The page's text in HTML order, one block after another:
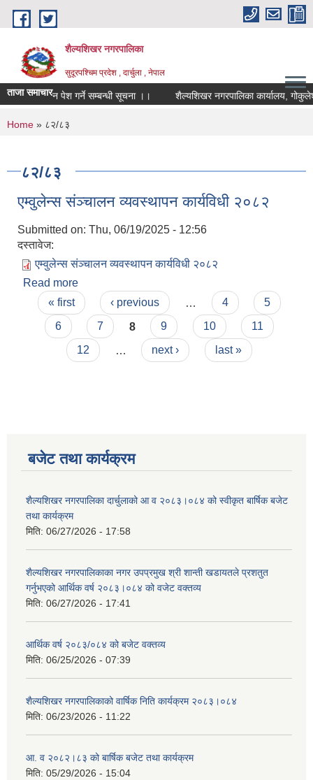
Skip to main content
शैल्यशिखर नगरपालिका
सुदूरपश्चिम प्रदेश , दार्चुला , नेपाल
ताजा समाचार
लागी आवेदन पेश गर्ने सम्बन्धी सूचना ।। शैल्यशिखर नगरपालिका कार्यालय,
You are here
Home » ८२/८३
८२/८३
एम्वुलेन्स संञ्चालन व्यवस्थापन कार्यविधी २०८२
Submitted on: Thu, 06/19/2025 - 12:56
दस्तावेज:
एम्वुलेन्स संञ्चालन व्यवस्थापन कार्यविधी २०८२
Read more
Pages
« first ‹ previous 4
5
6
7 8 9 10
11
12
next › last »
बजेट तथा कार्यक्रम
शैल्यशिखर नगरपालिका दार्चुलाको आ व २०८३।०८४ को स्वीकृत बार्षिक बजेट
तथा कार्यक्रम
मिति: 06/27/2026 - 17:58
शैल्यशिखर नगरपालिकाका नगर उपप्रमुख श्री शान्ती खडायतले प्रशतुत
गर्नुभएको आर्थिक वर्ष २०८३।०८४ को वजेट वक्तव्य
मिति: 06/27/2026 - 17:41
आर्थिक वर्ष २०८३/०८४ को बजेट वक्तव्य
मिति: 06/25/2026 - 07:39
शैल्यशिखर नगरपालिकाको वार्षिक निति कार्यक्रम २०८३।०८४
मिति: 06/23/2026 - 11:22
आ. व २०८२।८३ को बार्षिक बजेट तथा कार्यक्रम
मिति: 05/29/2026 - 15:04